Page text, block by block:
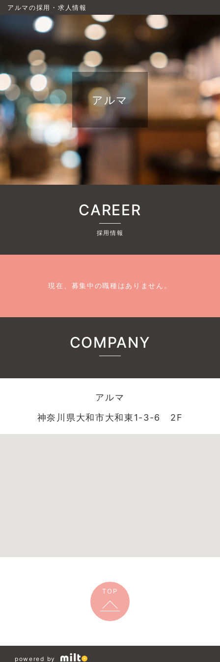
アルマの採用・求人情報
アルマ
CAREER
採用情報
現在、募集中の職種はありません。
COMPANY
アルマ
神奈川県大和市大和東1-3-6 2F
TOP
powered by